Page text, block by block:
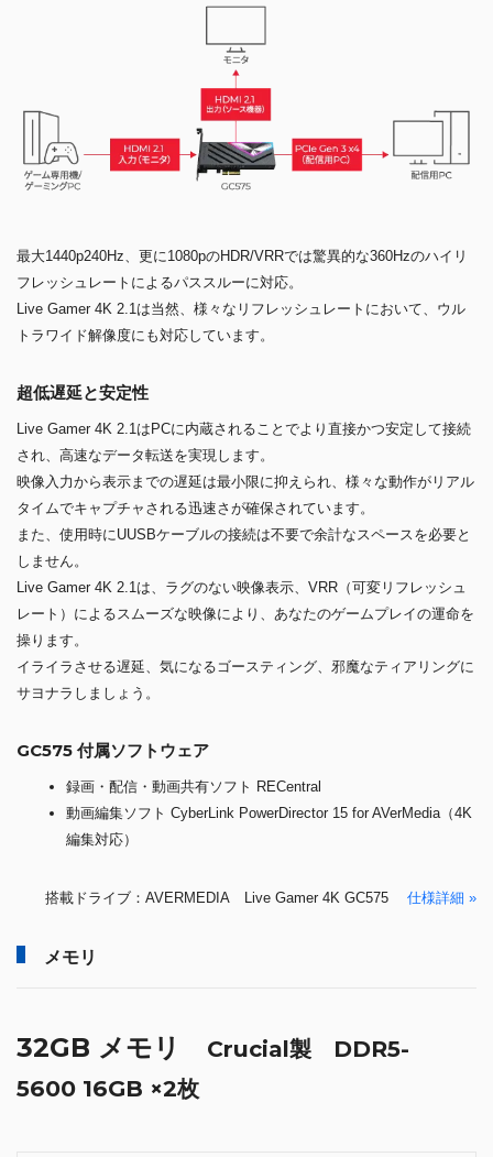
最大1440p240Hz、更に1080pのHDR/VRRでは驚異的な360Hzのハイリ
フレッシュレートによるパススルーに対応。
Live Gamer 4K 2.1は当然、様々なリフレッシュレートにおいて、ウル
トラワイド解像度にも対応しています。
超低遅延と安定性
Live Gamer 4K 2.1はPCに内蔵されることでより直接かつ安定して接続
され、高速なデータ転送を実現します。
映像入力から表示までの遅延は最小限に抑えられ、様々な動作がリアル
タイムでキャプチャされる迅速さが確保されています。
また、使用時にUUSBケーブルの接続は不要で余計なスペースを必要と
しません。
Live Gamer 4K 2.1は、ラグのない映像表示、VRR（可変リフレッシュ
レート）によるスムーズな映像により、あなたのゲームプレイの運命を
操ります。
イライラさせる遅延、気になるゴースティング、邪魔なティアリングに
サヨナラしましょう。
GC575 付属ソフトウェア
録画・配信・動画共有ソフト RECentral
動画編集ソフト CyberLink PowerDirector 15 for AVerMedia（4K
編集対応）
搭載ドライブ：AVERMEDIA Live Gamer 4K GC575 仕様詳細 »
メモリ
32GB メモリ
Crucial製 DDR5-
5600 16GB ×2枚